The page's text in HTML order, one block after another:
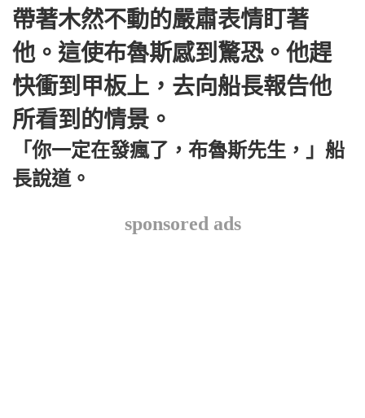
帶著木然不動的嚴肅表情盯著
他。這使布魯斯感到驚恐。他趕
快衝到甲板上，去向船長報告他
所看到的情景。
「你一定在發瘋了，布魯斯先生，」船
長說道。
sponsored ads